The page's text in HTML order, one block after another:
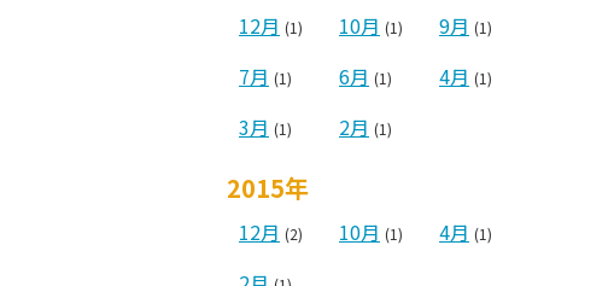
12月 (1) 10月 (1) 9月 (1)
7月 (1) 6月 (1) 4月 (1)
3月 (1) 2月 (1)
2015年
12月 (2) 10月 (1) 4月 (1)